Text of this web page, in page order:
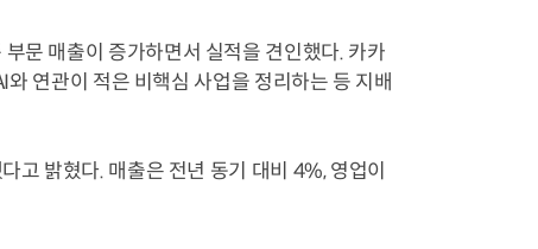
문 매출이 증가하면서 실적을 견인했다. 카카
연관이 적은 비핵심 사업을 정리하는 등 지배
고 밝혔다. 매출은 전년 동기 대비 4%, 영업이